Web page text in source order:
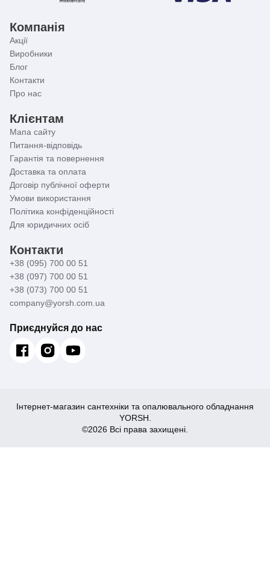
Компанія
Акції
Виробники
Блог
Контакти
Про нас
Клієнтам
Мапа сайту
Питання-відповідь
Гарантія та повернення
Доставка та оплата
Договір публічної оферти
Умови використання
Політика конфіденційності
Для юридичних осіб
Контакти
+38 (095) 700 00 51
+38 (097) 700 00 51
+38 (073) 700 00 51
company@yorsh.com.ua
Приєднуйся до нас
Інтернет-магазин сантехніки та опалювального обладнання
YORSH.
©2026 Всі права захищені.